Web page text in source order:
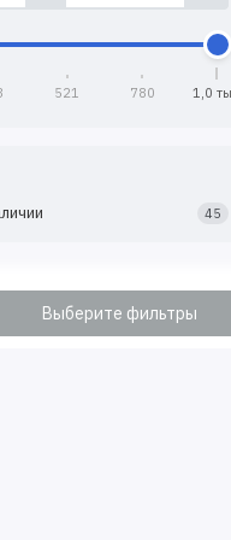
521 780 1,0
45
Выберите фильтры